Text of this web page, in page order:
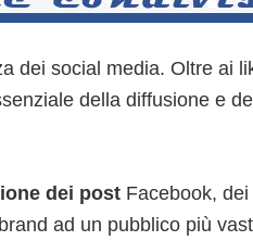
dei social media. Oltre ai
della diffusione e
dei post Facebook,
ad un pubblico più